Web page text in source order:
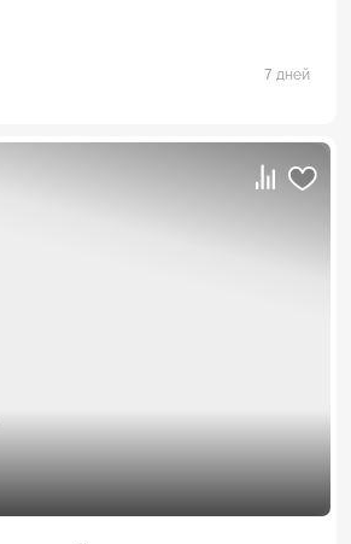
7 дней